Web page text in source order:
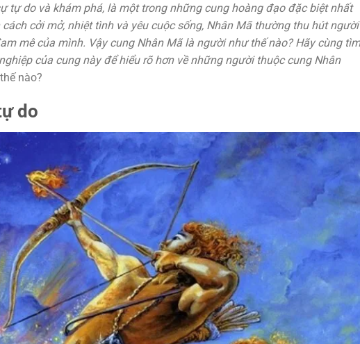
tự do và khám phá, là một trong những cung hoàng đạo đặc biệt nhất
cởi mở, nhiệt tình và yêu cuộc sống, Nhân Mã thường thu hút người
mê của mình. Vậy cung Nhân Mã là người như thế nào? Hãy cùng tìm
của cung này để hiểu rõ hơn về những người thuộc cung Nhân
nào?
do